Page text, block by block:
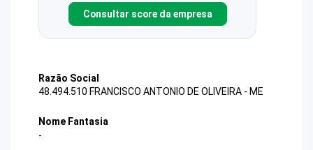
Consultar score da empresa
Razão Social
48.494.510 FRANCISCO ANTONIO DE OLIVEIRA - ME
Nome Fantasia
-